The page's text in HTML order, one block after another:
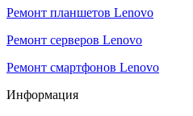
Ремонт планшетов Lenovo
Ремонт серверов Lenovo
Ремонт смартфонов Lenovo
Информация